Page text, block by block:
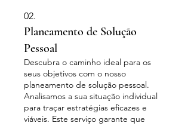
02.
Planeamento de Solução
Pessoal
Descubra o caminho ideal para os
seus objetivos com o nosso
planeamento de solução pessoal.
Analisamos a sua situação individual
para traçar estratégias eficazes e
viáveis. Este serviço garante que